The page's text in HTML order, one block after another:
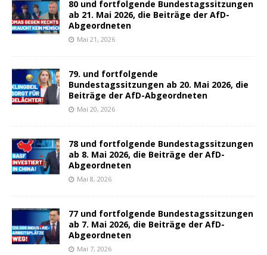
80 und fortfolgende Bundestagssitzungen
ab 21. Mai 2026, die Beiträge der AfD-
Abgeordneten
Mai 21, 2026
79. und fortfolgende
Bundestagssitzungen ab 20. Mai 2026, die
Beiträge der AfD-Abgeordneten
Mai 20, 2026
78 und fortfolgende Bundestagssitzungen
ab 8. Mai 2026, die Beiträge der AfD-
Abgeordneten
Mai 8, 2026
77 und fortfolgende Bundestagssitzungen
ab 7. Mai 2026, die Beiträge der AfD-
Abgeordneten
Mai 7, 2026